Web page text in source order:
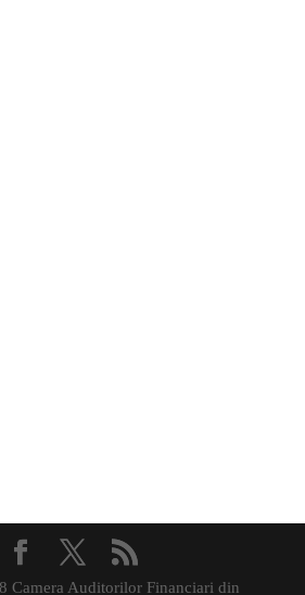
Camera Auditorilor Financiari din